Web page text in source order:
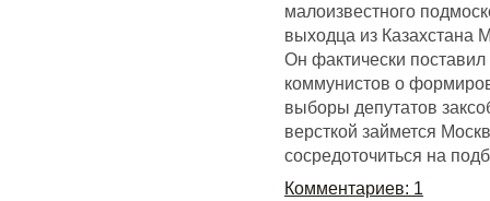
малоизвестного
выходца из Казахстана
Он фактически
коммунистов о
выборы депутатов
версткой займется
сосредоточиться на
Комментариев: 1